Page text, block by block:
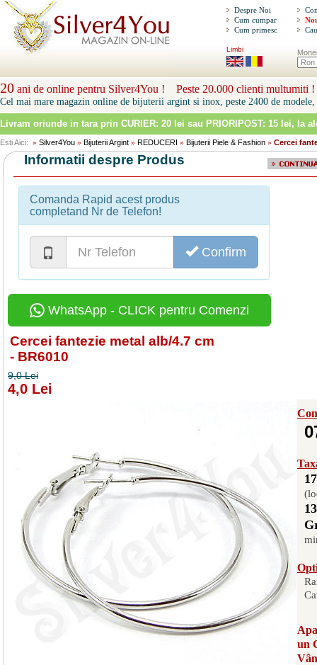
Despre Noi
Cum cumpar
Cum primesc
Limbi
20 ani de online pentru Silver4You ! Peste 20.000 clienti multumiti !
Cel mai mare magazin online de bijuterii argint si inox, peste 2400 de modele,
Livram oriunde in tara prin CURIER: 20 lei sau PRIORIPOST: 15 lei, la
Esti Aici: » Silver4You » Bijuterii Argint » REDUCERI » Bijuterii Piele & Fashion » Cercei
Informatii despre Produs
Comanda Rapid acest produs
completand Nr de Telefon!
Confirm
WhatsApp - CLICK pentru Comenzi
Cercei fantezie metal alb/4.7 cm
- BR6010
9,0 Lei
4,0 Lei
un